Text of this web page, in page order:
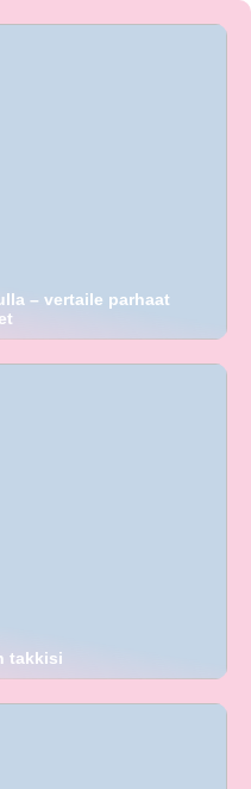
– vertaile parhaat
takkisi